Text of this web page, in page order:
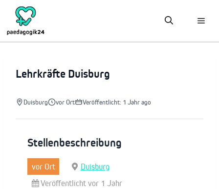
Inhalt
springen
Lehrkräfte Duisburg
Duisburg vor Ort Veröffentlicht: 1 Jahr ago
Stellenbeschreibung
vor Ort
Duisburg
Veröffentlicht vor 1 Jahr